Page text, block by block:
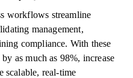
workflows streamline
management,
compliance. With these
as much as 98%, increase
scalable, real-time